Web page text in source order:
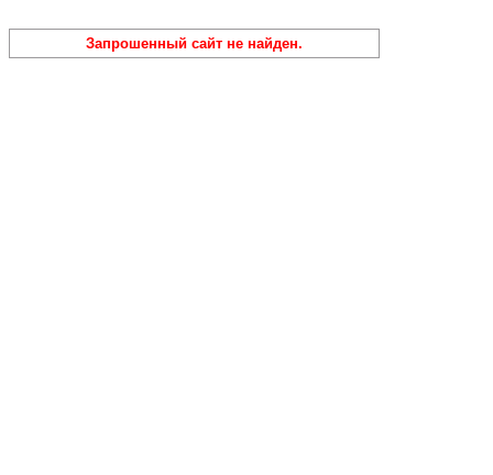
Запрошенный сайт не найден.